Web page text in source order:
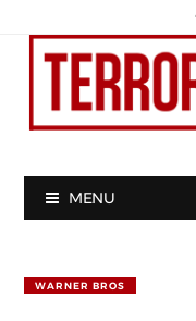
MENU
WARNER BROS